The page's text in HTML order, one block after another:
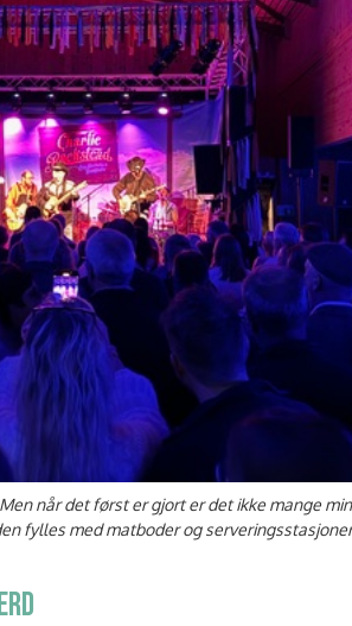
når det først er gjort er det ikke mange
fylles med matboder og